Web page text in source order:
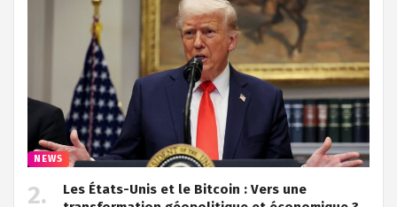
NEWS
Les États-Unis et le Bitcoin : Vers une